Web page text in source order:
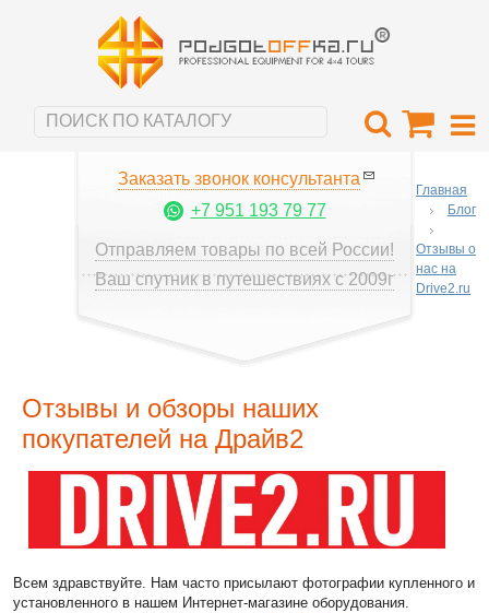
Заказать звонок консультанта
+7 951 193 79 77
Отправляем товары по всей России!
Ваш спутник в путешествиях с 2009г
Главная
Блог
Отзывы о
нас на
Drive2.ru
Отзывы и обзоры наших
покупателей на Драйв2
Всем здравствуйте. Нам часто присылают фотографии купленного и
установленного в нашем Интернет-магазине оборудования.